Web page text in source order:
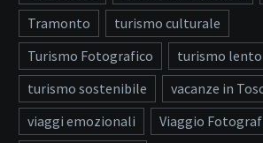
Tramonto
turismo culturale
Turismo Fotografico
turismo lento
turismo sostenibile
vacanze in
viaggi emozionali
Viaggio